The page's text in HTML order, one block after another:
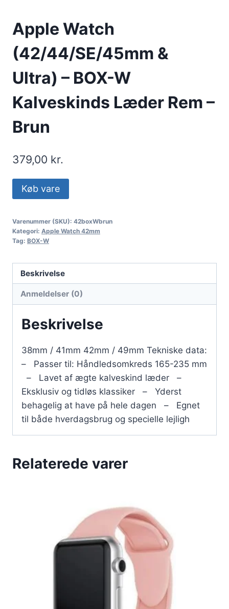
Apple Watch
(42/44/SE/45mm &
Ultra) – BOX-W
Kalveskinds Læder Rem –
Brun
379,00 kr.
Køb vare
Varenummer (SKU): 42boxWbrun
Kategori: Apple Watch 42mm
Tag: BOX-W
Beskrivelse
Anmeldelser (0)
Beskrivelse
38mm / 41mm 42mm / 49mm Tekniske data:
– Passer til: Håndledsomkreds 165-235 mm
– Lavet af ægte kalveskind læder –
Eksklusiv og tidløs klassiker – Yderst
behagelig at have på hele dagen – Egnet
til både hverdagsbrug og specielle lejligh
Relaterede varer